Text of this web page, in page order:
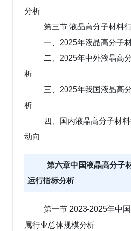
分析
第三节 液晶高分子材料
一、2025年液晶高分子
二、2025年中外液晶高
析
三、2025年我国液晶高
析
四、国内液晶高分子材
动向
第六章中国液晶高分子
运行指标分析
第一节 2023-2025年中
属行业总体规模分析